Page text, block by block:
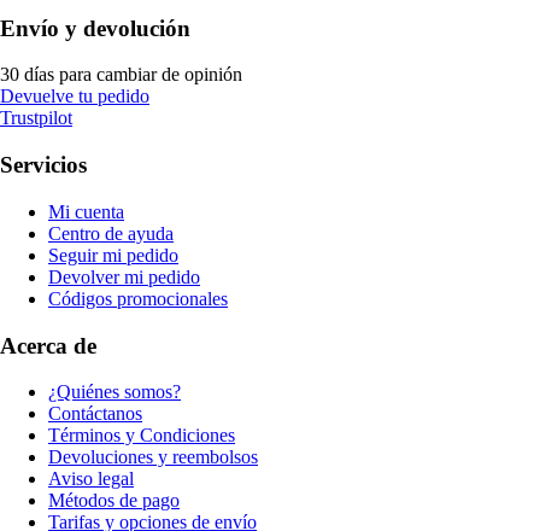
Envío y devolución
30 días para cambiar de opinión
Devuelve tu pedido
Trustpilot
Servicios
Mi cuenta
Centro de ayuda
Seguir mi pedido
Devolver mi pedido
Códigos promocionales
Acerca de
¿Quiénes somos?
Contáctanos
Términos y Condiciones
Devoluciones y reembolsos
Aviso legal
Métodos de pago
Tarifas y opciones de envío